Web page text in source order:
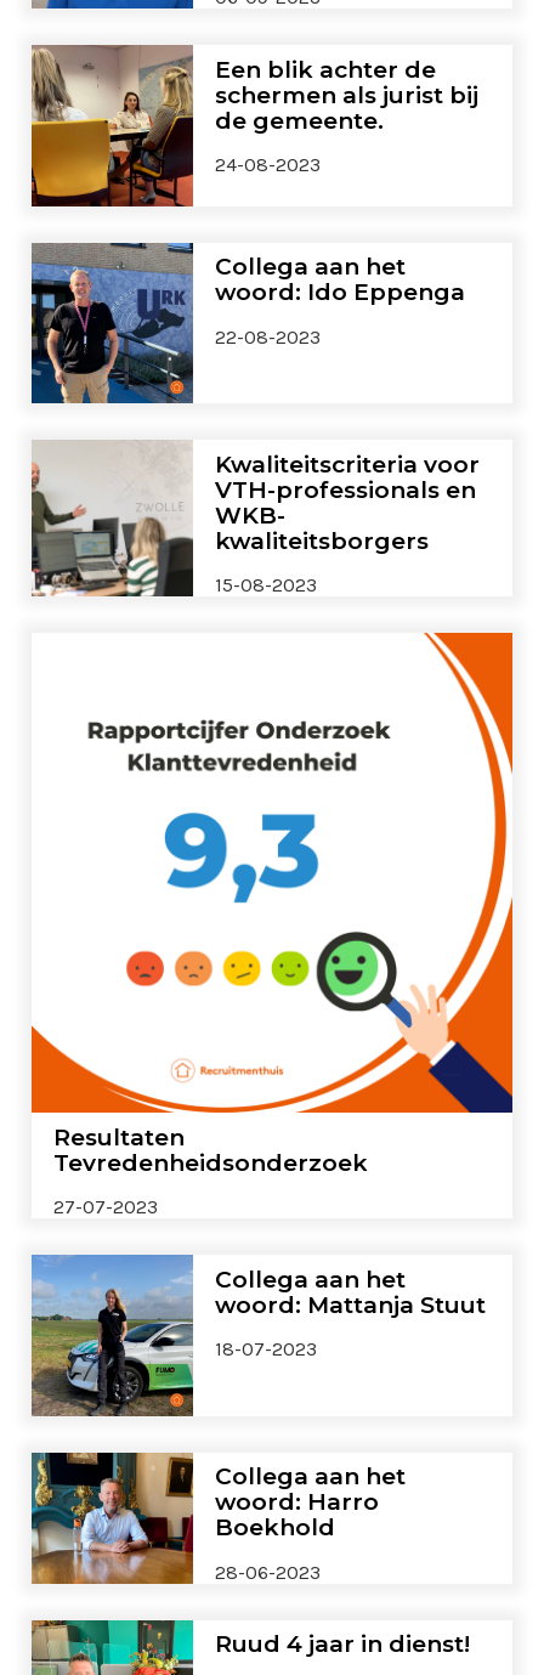
Een blik achter de
schermen als jurist bij
de gemeente.
24-08-2023
Collega aan het
woord: Ido Eppenga
22-08-2023
Kwaliteitscriteria voor
VTH-professionals en
WKB-
kwaliteitsborgers
15-08-2023
Resultaten
Tevredenheidsonderzoek
27-07-2023
Collega aan het
woord: Mattanja Stuut
18-07-2023
Collega aan het
woord: Harro
Boekhold
28-06-2023
Ruud 4 jaar in dienst!